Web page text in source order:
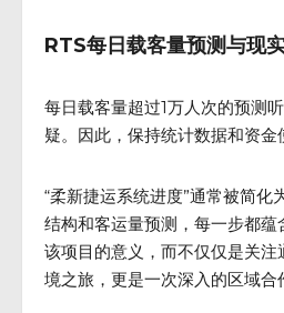
RTS每日载客量预测与现
每日载客量超过1万人次的预测
疑。因此，保持统计数据和资金
“柔新捷运系统进度”通常被简
结构和客运量预测，每一步都
该项目的意义，而不仅仅是关
境之旅，更是一次深入的区域合